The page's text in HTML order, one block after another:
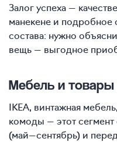
Залог успеха —
манекене и подробное
состава: нужно
вещь — выгодное
Мебель и
IKEA, винтажная
комоды — этот
(май—сентябрь) и